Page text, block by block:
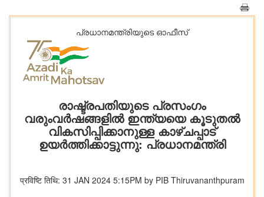
പ്രധാനമന്ത്രിയുടെ ഓഫീസ്‌
രാഷ്ട്രപതിയുടെ പ്രസംഗം
വരുംവർഷങ്ങളിൽ ഇന്ത്യയെ കൂടുതൽ
വികസിപ്പിക്കാനുള്ള കാഴ്ചപ്പാട്
ഉയർത്തിക്കാട്ടുന്നു: പ്രധാനമന്ത്രി
प्रविष्टि तिथि: 31 JAN 2024 5:15PM by PIB Thiruvananthpuram